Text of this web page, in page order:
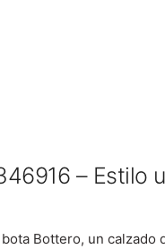
– Estilo
Bottero, un